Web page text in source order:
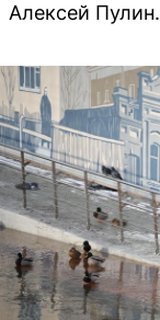
Алексей Пулин.